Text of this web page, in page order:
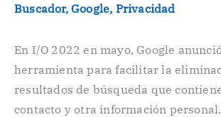
Buscador,Google, Privacidad
En I/O 2022 en mayo, Google
herramienta para facilitar la
resultados de búsqueda que
contacto y otra información